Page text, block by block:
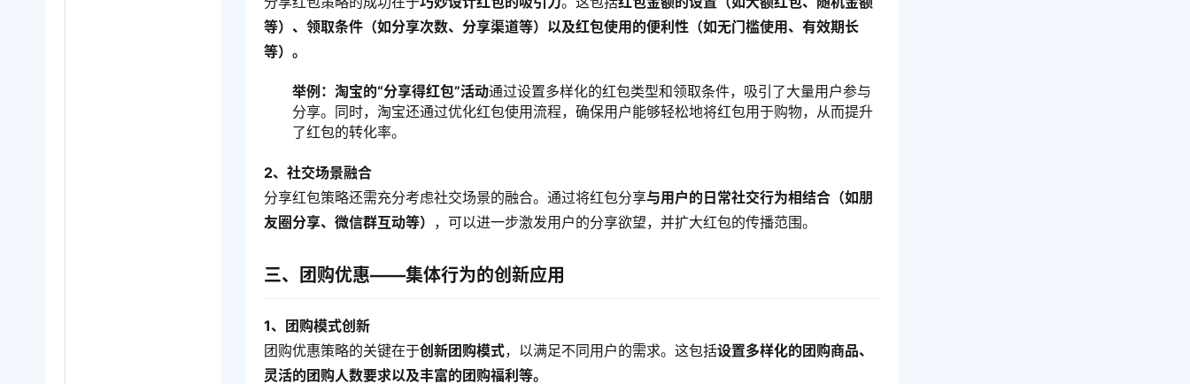
等）、领取条件（如分享次数、分享渠道等）以及红包使用的便利性（如无门槛使用、有效期长
等）。
举例：淘宝的“分享得红包”活动通过设置多样化的红包类型和领取条件，吸引了大量用户参与
分享。同时，淘宝还通过优化红包使用流程，确保用户能够轻松地将红包用于购物，从而提升
了红包的转化率。
2、社交场景融合
分享红包策略还需充分考虑社交场景的融合。通过将红包分享与用户的日常社交行为相结合（如朋
友圈分享、微信群互动等） ，可以进一步激发用户的分享欲望，并扩大红包的传播范围。
三、团购优惠——集体行为的创新应用
1、团购模式创新
团购优惠策略的关键在于创新团购模式，以满足不同用户的需求。这包括设置多样化的团购商品、
灵活的团购人数要求以及丰富的团购福利等。